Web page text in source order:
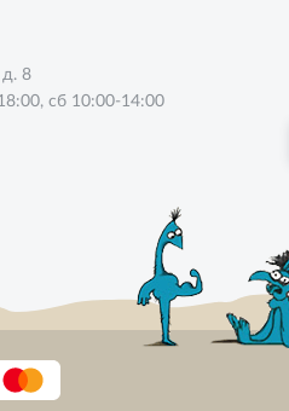
д. 8
сб 10:00-14:00